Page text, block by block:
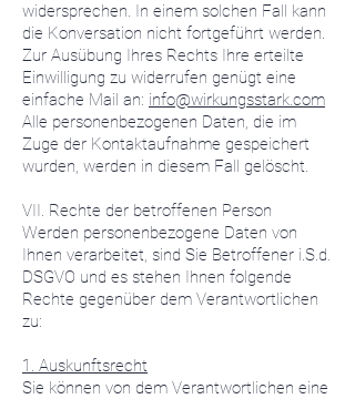
widersprechen. In einem solchen Fall kann
die Konversation nicht fortgeführt werden.
Zur Ausübung Ihres Rechts Ihre erteilte
Einwilligung zu widerrufen genügt eine
einfache Mail an: info@wirkungsstark.com
Alle personenbezogenen Daten, die im
Zuge der Kontaktaufnahme gespeichert
wurden, werden in diesem Fall gelöscht.
VII. Rechte der betroffenen Person
Werden personenbezogene Daten von
Ihnen verarbeitet, sind Sie Betroffener i.S.d.
DSGVO und es stehen Ihnen folgende
Rechte gegenüber dem Verantwortlichen
zu:
1. Auskunftsrecht
Sie können von dem Verantwortlichen eine